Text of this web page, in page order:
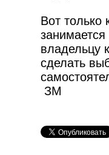
Вот только
владельцу
сделать
ЗМ